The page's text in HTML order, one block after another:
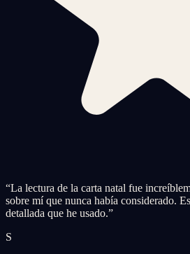
“La lectura de la carta natal fue
sobre mí que nunca había considerado.
detallada que he usado.”
S